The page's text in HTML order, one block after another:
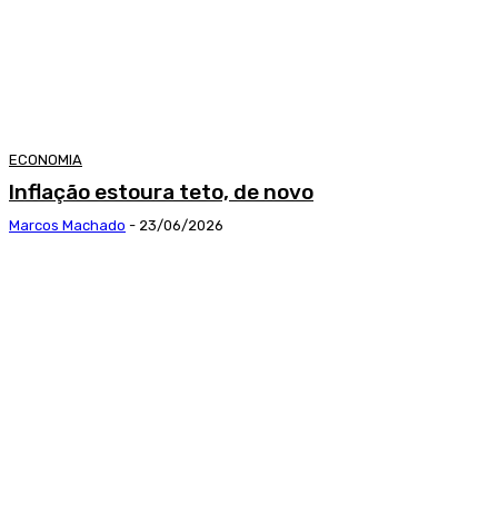
ECONOMIA
Inflação estoura teto, de novo
Marcos Machado - 23/06/2026